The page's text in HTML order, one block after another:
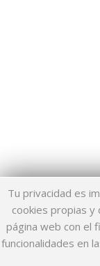
Tu privacidad es
cookies propias y
página web con el
funcionalidades en